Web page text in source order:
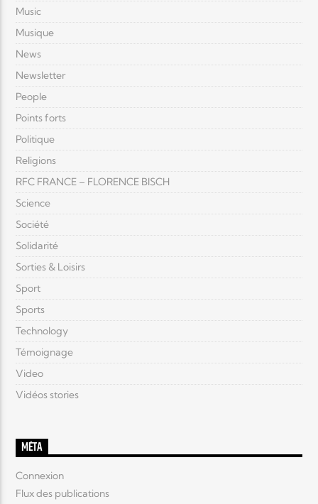
Music
Musique
News
Newsletter
People
Points forts
Politique
Religions
RFC FRANCE – FLORENCE BISCH
Science
Société
Solidarité
Sorties & Loisirs
Sport
Sports
Technology
Témoignage
Video
Vidéos stories
MÉTA
Connexion
Flux des publications